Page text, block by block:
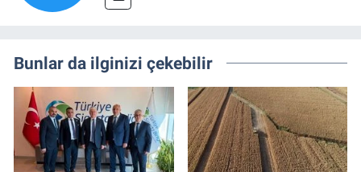
Bunlar da ilginizi çekebilir